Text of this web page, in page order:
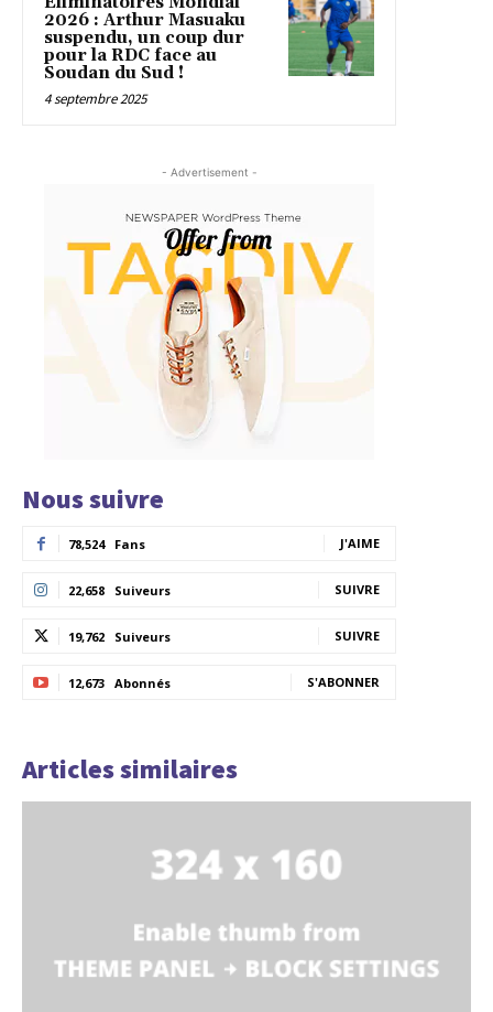
2026 : Arthur Masuaku
suspendu, un coup dur
pour la RDC face au
Soudan du Sud !
4 septembre 2025
- Advertisement -
Nous suivre
78,524 Fans J'AIME
22,658 Suiveurs SUIVRE
19,762 Suiveurs SUIVRE
12,673 Abonnés S'ABONNER
Articles similaires